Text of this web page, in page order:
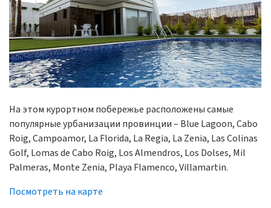
На этом курортном побережье расположены самые
популярные урбанизации провинции – Blue Lagoon, Cabo
Roig, Campoamor, La Florida, La Regia, La Zenia, Las Colinas
Golf, Lomas de Cabo Roig, Los Almendros, Los Dolses, Mil
Palmeras, Monte Zenia, Playa Flamenco, Villamartin.
Посмотреть на карте